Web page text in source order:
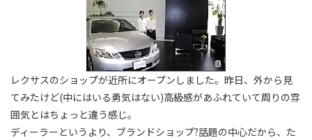
レクサスのショップが近所にオープンしました。昨日、外から見
てみたけど(中にはいる勇気はない)高級感があふれていて周りの雰
囲気とはちょっと違う感じ。
ディーラーというより、ブランドショップ?話題の中心だから、た